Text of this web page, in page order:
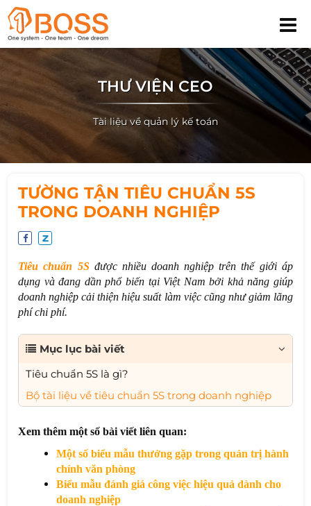
THƯ VIỆN CEO
Tài liệu về quản lý kế toán
TƯỜNG TẬN TIÊU CHUẨN 5S
TRONG DOANH NGHIỆP
Tiêu chuẩn 5Sđược nhiều doanh nghiệp trên thế giới áp
dụng và đang dần phổ biến tại Việt Nam bởi khả năng giúp
doanh nghiệp cải thiện hiệu suất làm việc cũng như giảm lãng
phí chi phí.
Mục lục bài viết
Tiêu chuẩn 5S là gì?
Bộ tài liệu về tiêu chuẩn 5S trong doanh nghiệp
Xem thêm một số bài viết liên quan:
Một số biểu mẫu thưởng gặp trong quản trị hành
chính văn phòng
Biểu mẫu đánh giá công việc hiệu quả dành cho
doanh nghiệp